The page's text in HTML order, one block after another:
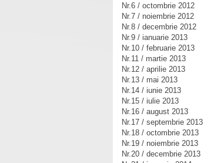
Nr.6 / octombrie 2012
Nr.7 / noiembrie 2012
Nr.8 / decembrie 2012
Nr.9 / ianuarie 2013
Nr.10 / februarie 2013
Nr.11 / martie 2013
Nr.12 / aprilie 2013
Nr.13 / mai 2013
Nr.14 / iunie 2013
Nr.15 / iulie 2013
Nr.16 / august 2013
Nr.17 / septembrie 2013
Nr.18 / octombrie 2013
Nr.19 / noiembrie 2013
Nr.20 / decembrie 2013